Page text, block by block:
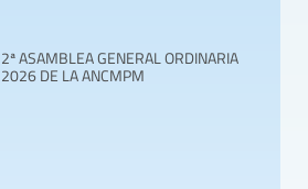
2ª ASAMBLEA GENERAL ORDINARIA
2026 DE LA ANCMPM